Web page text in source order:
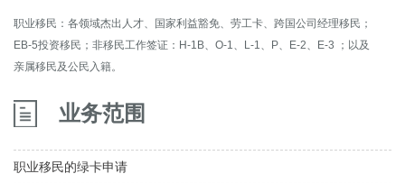
职业移民：各领域杰出人才、国家利益豁免、劳工卡、跨国公司经理移民；
EB-5投资移民；非移民工作签证：H-1B、O-1、L-1、P、E-2、E-3 ；以及
亲属移民及公民入籍。
业务范围
职业移民的绿卡申请